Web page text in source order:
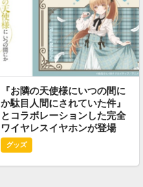
『お隣の天使様にいつの間に
か駄目人間にされていた件』
とコラボレーションした完全
ワイヤレスイヤホンが登場
グッズ